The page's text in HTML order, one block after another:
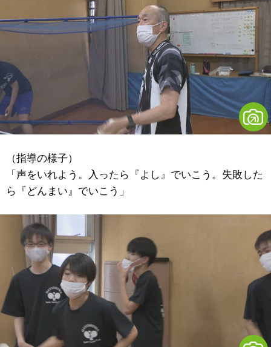
（指導の様子）
「声をいれよう。入ったら『よし』でいこう。失敗した
ら『どんまい』でいこう」